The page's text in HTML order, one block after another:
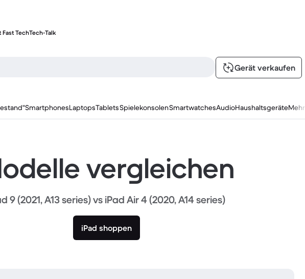
TechTech-Talk
Gerät verkaufen
SmartphonesLaptopsTabletsSpielekonsolenSmartwatchesAudioHaushaltsgeräteMehr
vergleichen
9 (2021, A13 series) vs iPad Air 4 (2020, A14 series)
iPad shoppen